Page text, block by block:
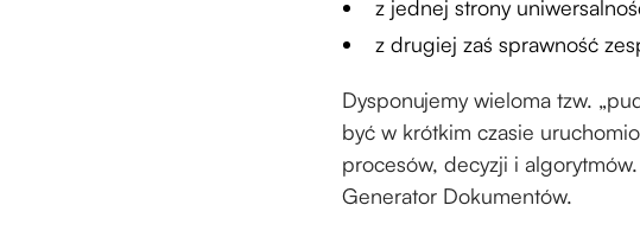
z jednej strony
z drugiej zaś sprawność
Dysponujemy wieloma tzw.
być w krótkim czasie
procesów, decyzji i
Generator Dokumentów.